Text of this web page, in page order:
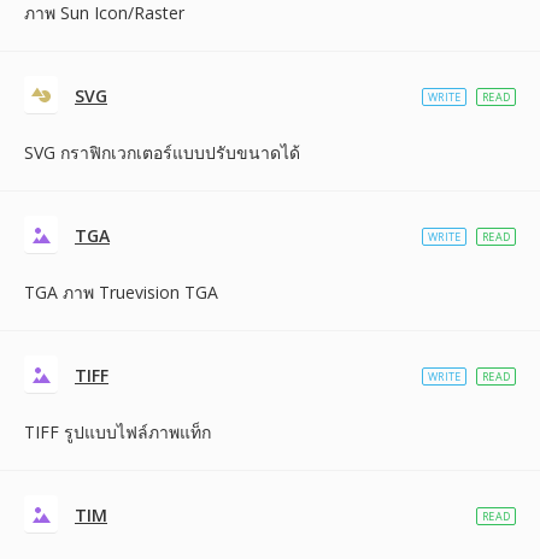
ภาพ Sun Icon/Raster
SVG
SVG กราฟิกเวกเตอร์แบบปรับขนาดได้
WRITE READ
TGA
TGA ภาพ Truevision TGA
WRITE READ
TIFF
TIFF รูปแบบไฟล์ภาพแท็ก
WRITE READ
TIM READ